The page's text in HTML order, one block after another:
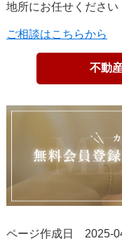
地所にお任せください
ご相談はこちらから
不動
ページ作成日 2025-